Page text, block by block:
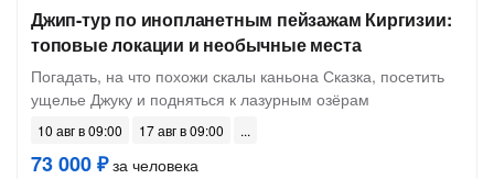
Джип-тур по инопланетным пейзажам Киргизии:
топовые локации и необычные места
Погадать, на что похожи скалы каньона Сказка, посетить
ущелье Джуку и подняться к лазурным озёрам
10 авг в 09:00 17 авг в 09:00
73 000 ₽за человека